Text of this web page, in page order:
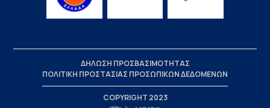
COPYRIGHT 2023
ΔΗΛΩΣΗ ΠΡΟΣΒΑΣΙΜΟΤΗΤΑΣ
ΠΟΛΙΤΙΚΗ ΠΡΟΣΤΑΣΙΑΣ ΠΡΟΣΩΠΙΚΩΝ ΔΕΔΟΜΕΝΩΝ